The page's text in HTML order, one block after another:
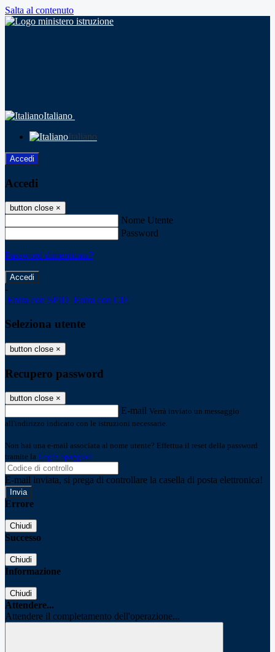
Salta al contenuto
Italiano
Italiano
Accedi
Accedi
button close ×
Nome Utente
Password
Password dimenticata?
-
Entra con SPID Entra con CIE
Seleziona utente
button close ×
Recupero password
button close ×
E-mail Verrà inviato un messaggio
all'indirizzo indicato con le istruzioni necessarie.
Non hai una e-mail associata al nome utente? Effettua il reset della password
tramite la Login Spaggiari
E-mail inviata, si prega di controllare la casella di posta elettronica!
Errore
Chiudi
Successo
Chiudi
Informazione
Chiudi
Attendere...
Attendere il completamento dell'operazione...